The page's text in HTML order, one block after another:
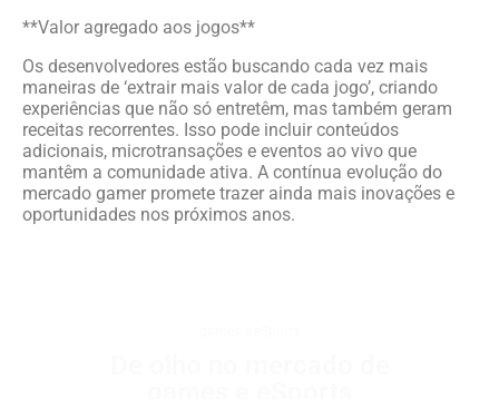
**Valor agregado aos jogos**
Os desenvolvedores estão buscando cada vez mais
maneiras de ‘extrair mais valor de cada jogo’, criando
experiências que não só entretêm, mas também geram
receitas recorrentes. Isso pode incluir conteúdos
adicionais, microtransações e eventos ao vivo que
mantêm a comunidade ativa. A contínua evolução do
mercado gamer promete trazer ainda mais inovações e
oportunidades nos próximos anos.